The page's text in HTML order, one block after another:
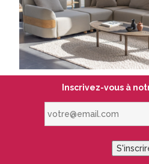
Inscrivez-vous à